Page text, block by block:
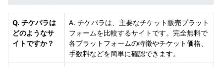
Q. チケパラは
どのようなサ
イトですか？
A. チケパラは、主要なチケット販売プラット
フォームを比較するサイトです。完全無料で
各プラットフォームの特徴やチケット価格、
手数料などを簡単に確認できます。